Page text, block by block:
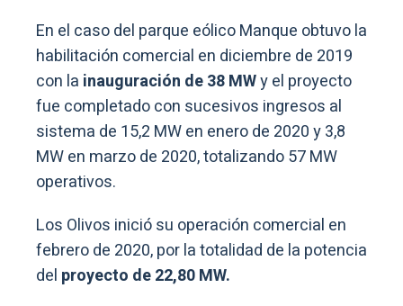
En el caso del parque eólico Manque obtuvo la
habilitación comercial en diciembre de 2019
con la inauguración de 38 MWy el proyecto
fue completado con sucesivos ingresos al
sistema de 15,2 MW en enero de 2020 y 3,8
MW en marzo de 2020, totalizando 57 MW
operativos.
Los Olivos inició su operación comercial en
febrero de 2020, por la totalidad de la potencia
del proyecto de 22,80 MW.